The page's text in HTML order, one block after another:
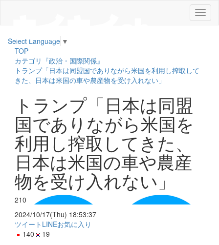
メ
ニ
Select Language ▼
TOP
カテゴリ『政治・国際関係』
トランプ「日本は同盟国でありながら米国を利用し搾取して
きた、日本は米国の車や農産物を受け入れない」
トランプ「日本は同盟
国でありながら米国を
利用し搾取してきた、
日本は米国の車や農産
物を受け入れない」
210
2024/10/17(Thu) 18:53:37
ツイート LINEお気に入り
140
19